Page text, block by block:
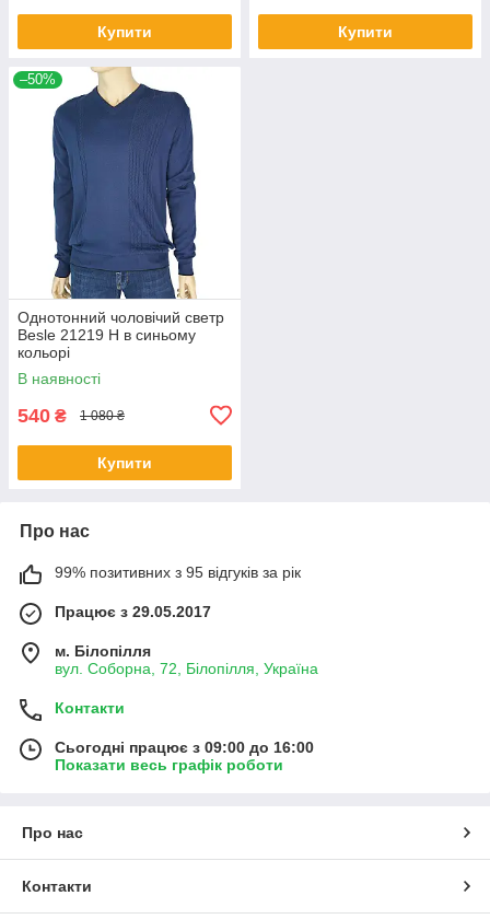
Купити Купити
–50%
Однотонний чоловічий светр
Besle 21219 Н в синьому
кольорі
В наявності
540 ₴ 1 080 ₴
Купити
Про нас
99% позитивних з 95 відгуків за рік
Працює з 29.05.2017
м. Білопілля
вул. Соборна, 72, Білопілля, Україна
Контакти
Сьогодні працює з 09:00 до 16:00
Показати весь графік роботи
Про нас
Контакти